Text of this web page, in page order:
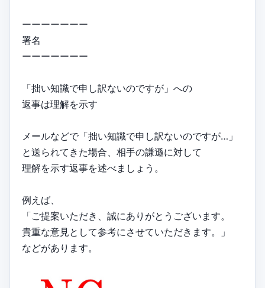
ーーーーーーー
署名
ーーーーーーー
「拙い知識で申し訳ないのですが」への
返事は理解を示す
メールなどで「拙い知識で申し訳ないのですが…」
と送られてきた場合、相手の謙遜に対して
理解を示す返事を述べましょう。
例えば、
「ご提案いただき、誠にありがとうございます。
貴重な意見として参考にさせていただきます。」
などがあります。